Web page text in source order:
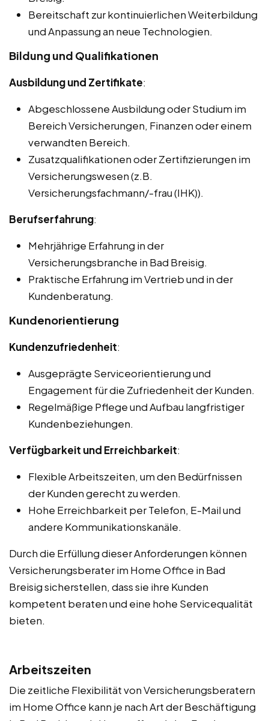
Bereitschaft zur kontinuierlichen Weiterbildung
und Anpassung an neue Technologien.
Bildung und Qualifikationen
Ausbildung und Zertifikate:
Abgeschlossene Ausbildung oder Studium im
Bereich Versicherungen, Finanzen oder einem
verwandten Bereich.
Zusatzqualifikationen oder Zertifizierungen im
Versicherungswesen (z.B.
Versicherungsfachmann/-frau (IHK)).
Berufserfahrung:
Mehrjährige Erfahrung in der
Versicherungsbranche in Bad Breisig.
Praktische Erfahrung im Vertrieb und in der
Kundenberatung.
Kundenorientierung
Kundenzufriedenheit:
Ausgeprägte Serviceorientierung und
Engagement für die Zufriedenheit der Kunden.
Regelmäßige Pflege und Aufbau langfristiger
Kundenbeziehungen.
Verfügbarkeit und Erreichbarkeit:
Flexible Arbeitszeiten, um den Bedürfnissen
der Kunden gerecht zu werden.
Hohe Erreichbarkeit per Telefon, E-Mail und
andere Kommunikationskanäle.
Durch die Erfüllung dieser Anforderungen können
Versicherungsberater im Home Office in Bad
Breisig sicherstellen, dass sie ihre Kunden
kompetent beraten und eine hohe Servicequalität
bieten.
Arbeitszeiten
Die zeitliche Flexibilität von Versicherungsberatern
im Home Office kann je nach Art der Beschäftigung